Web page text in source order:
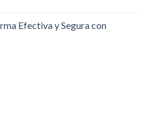
Efectiva y Segura con